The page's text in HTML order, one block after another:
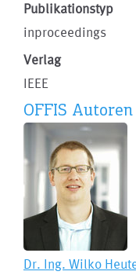
Publikationstyp
inproceedings
Verlag
IEEE
OFFIS Autoren
Dr. Ing. Wilko